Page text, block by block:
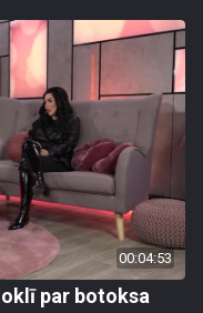
00:04:53
par botoksa